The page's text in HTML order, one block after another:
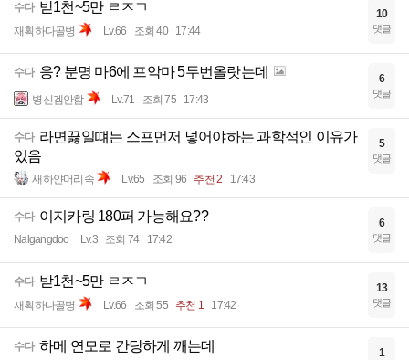
수다 받1천~5만 ㄹㅈㄱ
재획하다골병 Lv.66 조회 40 17:44
10
댓글
수다 응? 분명 마6에 프악마 5두번올랏는데
병신겜안함 Lv.71 조회 75 17:43
6
댓글
수다 라면끓일떄는 스프먼저 넣어야하는 과학적인 이유가
있음
새하얀머리속 Lv.65 조회 96 추천 2 17:43
5
댓글
수다 이지카링 180퍼 가능해요??
Nalgangdoo Lv.3 조회 74 17:42
6
댓글
수다 받1천~5만 ㄹㅈㄱ
재획하다골병 Lv.66 조회 55 추천 1 17:42
13
댓글
수다 하메 연모로 간당하게 깨는데 1